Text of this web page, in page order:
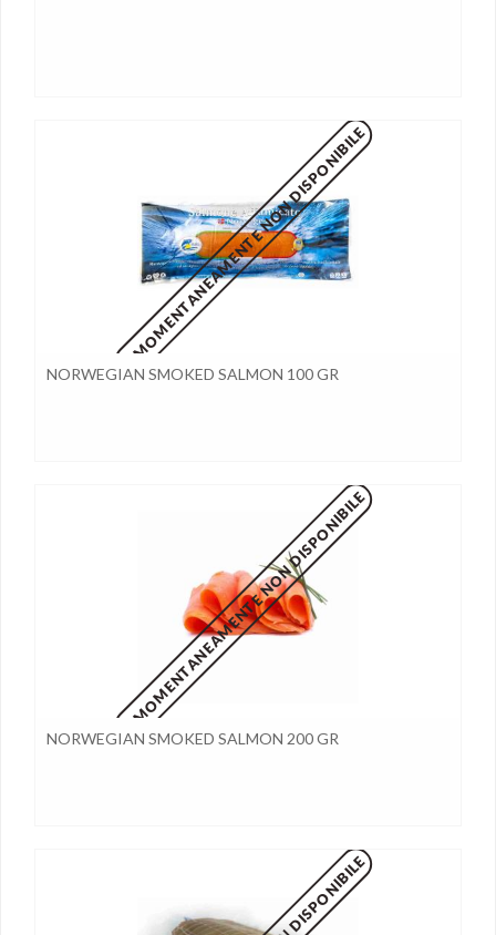
MOMENTANEAMENTE NON DISPONIBILE
NORWEGIAN SMOKED SALMON 100 GR
MOMENTANEAMENTE NON DISPONIBILE
NORWEGIAN SMOKED SALMON 200 GR